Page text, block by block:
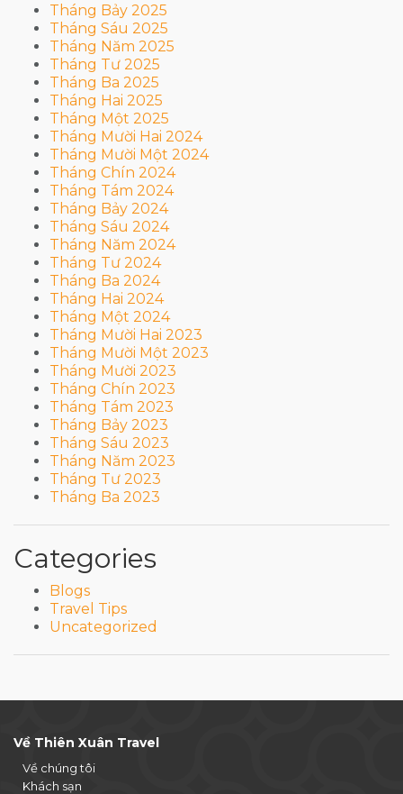
Tháng Bảy 2025
Tháng Sáu 2025
Tháng Năm 2025
Tháng Tư 2025
Tháng Ba 2025
Tháng Hai 2025
Tháng Một 2025
Tháng Mười Hai 2024
Tháng Mười Một 2024
Tháng Chín 2024
Tháng Tám 2024
Tháng Bảy 2024
Tháng Sáu 2024
Tháng Năm 2024
Tháng Tư 2024
Tháng Ba 2024
Tháng Hai 2024
Tháng Một 2024
Tháng Mười Hai 2023
Tháng Mười Một 2023
Tháng Mười 2023
Tháng Chín 2023
Tháng Tám 2023
Tháng Bảy 2023
Tháng Sáu 2023
Tháng Năm 2023
Tháng Tư 2023
Tháng Ba 2023
Categories
Blogs
Travel Tips
Uncategorized
Về Thiên Xuân Travel
Về chúng tôi
Khách sạn